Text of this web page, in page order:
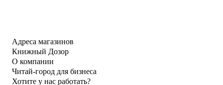
Адреса магазинов
Книжный Дозор
О компании
Читай-город для бизнеса
Хотите у нас работать?